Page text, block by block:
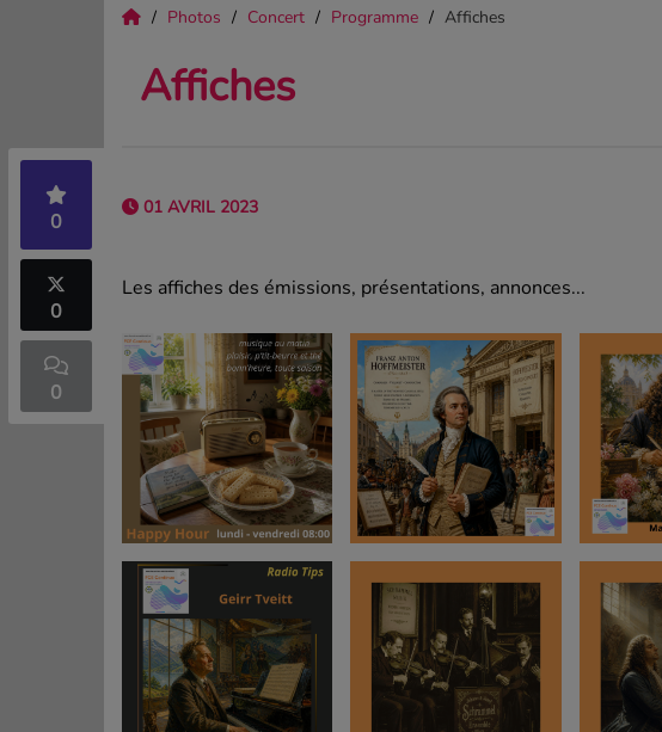
Photos Concert Programme Affiches
Affiches
0
0
0
01 AVRIL 2023
Les affiches des émissions, présentations, annonces...